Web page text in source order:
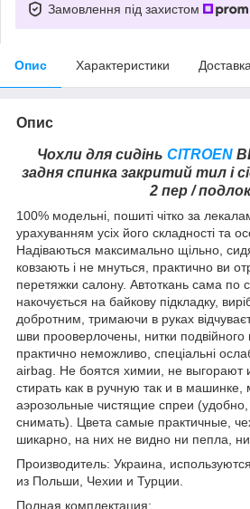
Замовлення під захистом
Опис Характеристики Доставка
Опис
Чохли для сидінь CITROEN
задня спинка закритий тил і
2 пер /
100% модельні, пошиті чітко за
урахуванням усіх його складності та
Надіваються максимально щільно,
ковзають і не мнуться, практично ви
перетяжки салону. Автоткань сама по
накочується на байкову підкладку,
добротним, тримаючи в руках
шви прооверлочены, нитки подвійного
практично неможливо, спеціальні
airbag. Не боятся химии, не выгорают
стирать как в ручную так и в машинке,
аэрозольные чистящие спреи
снимать). Цвета самые практичные,
шикарно, на них не видно ни пепла, ни
Производитель: Украина,
из Польши, Чехии и Турции.
Полная комплектация: